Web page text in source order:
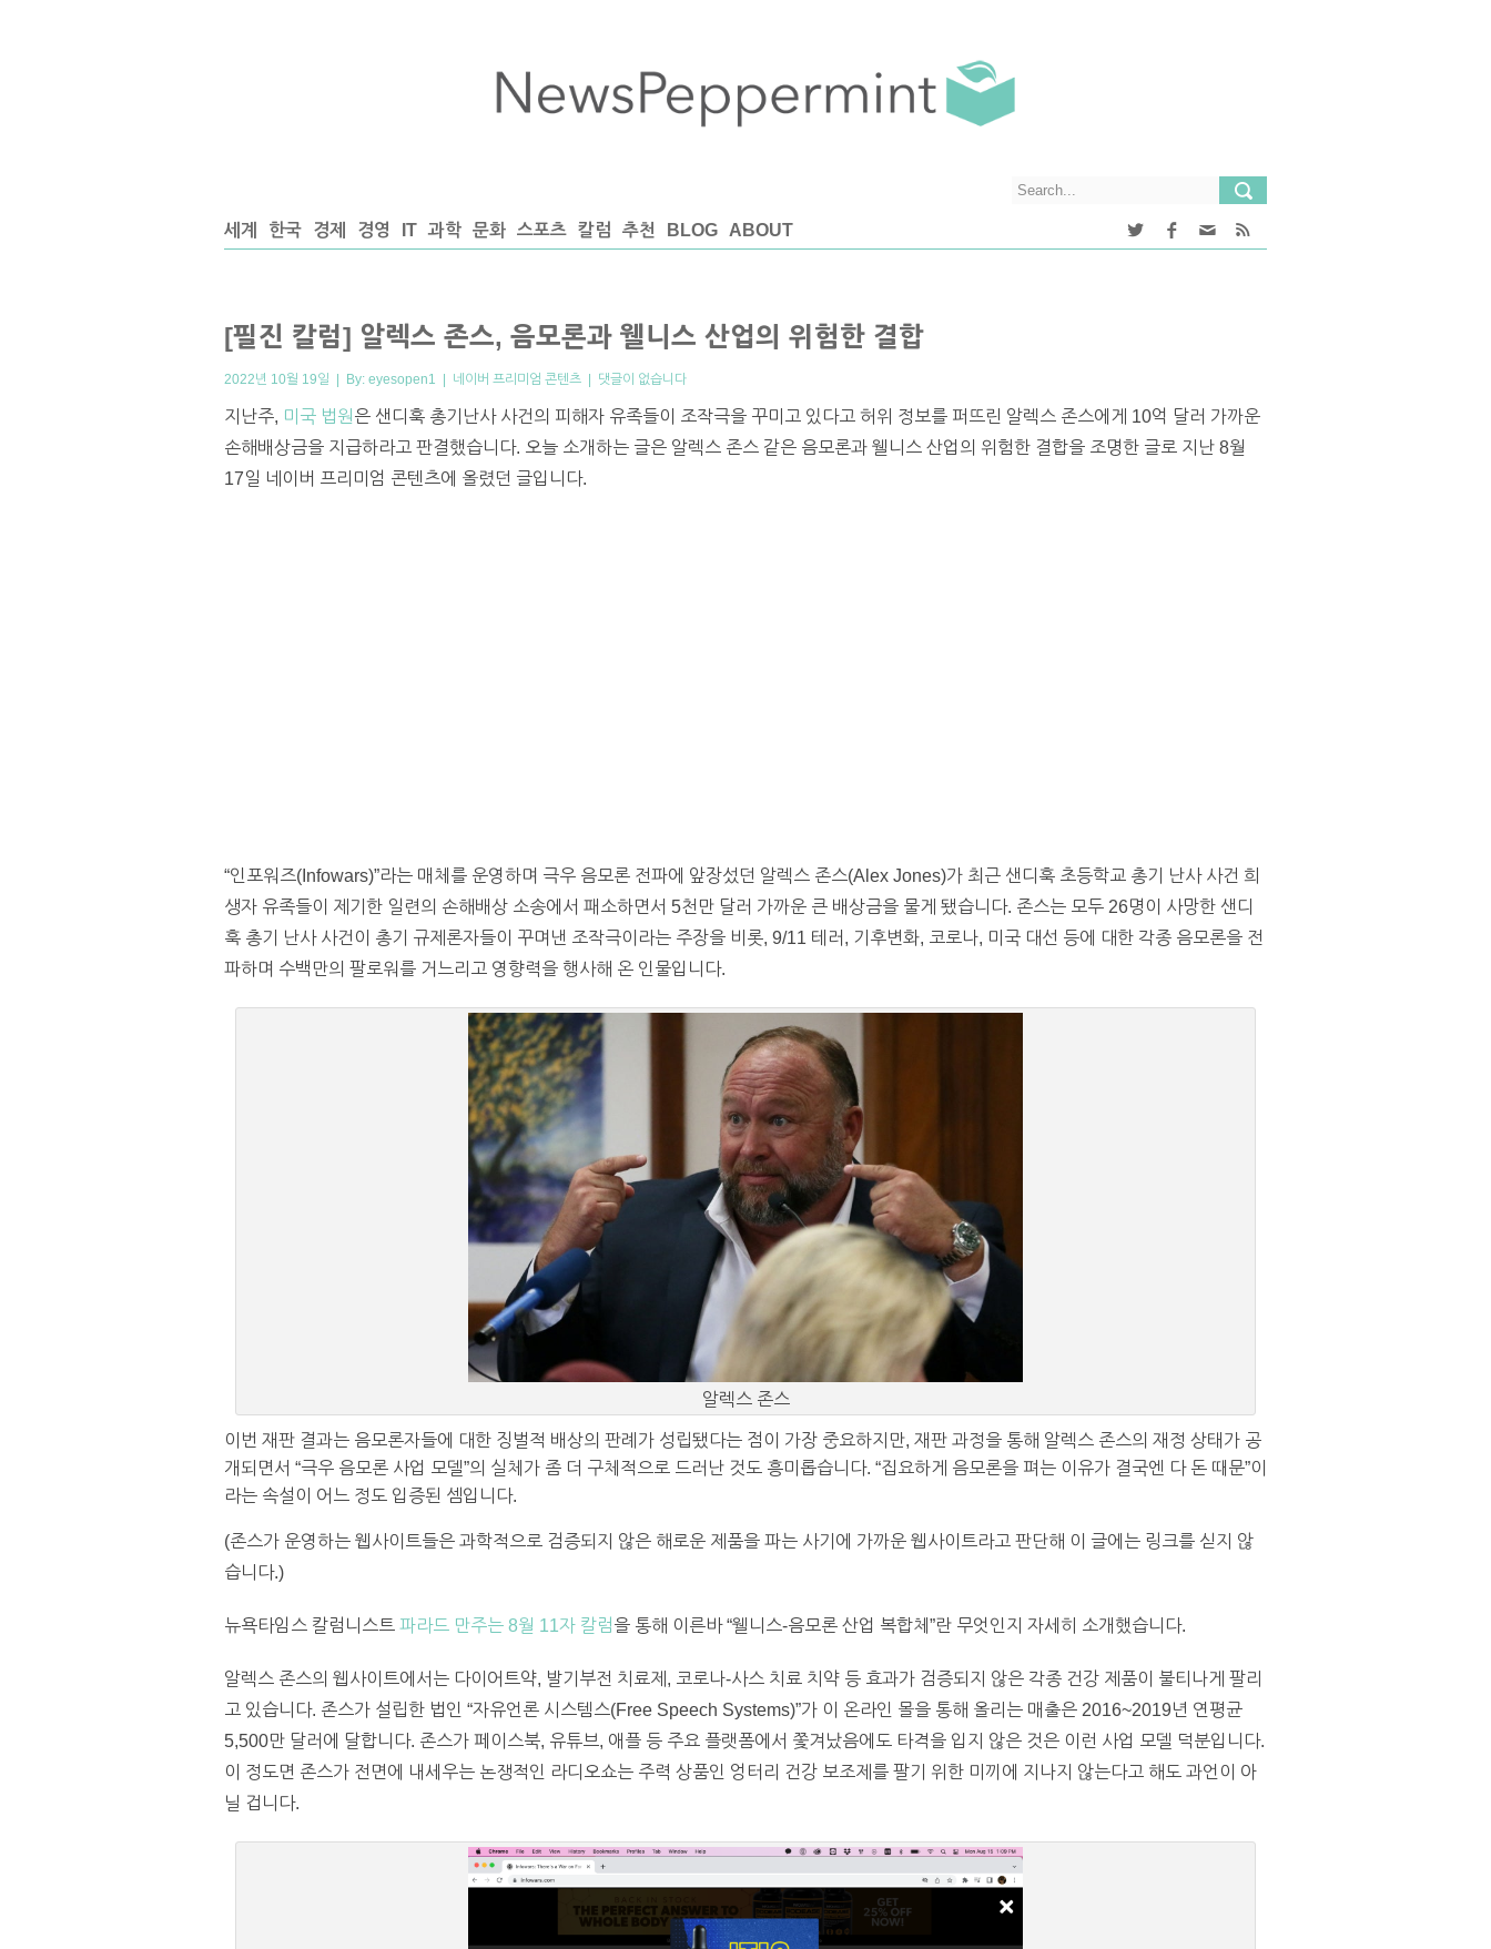
세계 한국 경제 경영 IT 과학 문화 스포츠 칼럼 추천 BLOG ABOUT
[필진 칼럼] 알렉스 존스, 음모론과 웰니스 산업의 위험한 결합
2022년 10월 19일 | By: eyesopen1 | 네이버 프리미엄 콘텐츠 | 댓글이 없습니다
지난주, 미국 법원 은 샌디훅 총기난사 사건의 피해자 유족들이 조작극을 꾸미고 있다고 허위 정보를 퍼뜨린 알렉스 존스에게 10억 달러 가까운
손해배상금을 지급하라고 판결했습니다. 오늘 소개하는 글은 알렉스 존스 같은 음모론과 웰니스 산업의 위험한 결합을 조명한 글로 지난 8월
17일 네이버 프리미엄 콘텐츠에 올렸던 글입니다.
“인포워즈(Infowars)”라는 매체를 운영하며 극우 음모론 전파에 앞장섰던 알렉스 존스(Alex Jones)가 최근 샌디훅 초등학교 총기 난사 사건 희
생자 유족들이 제기한 일련의 손해배상 소송에서 패소하면서 5천만 달러 가까운 큰 배상금을 물게 됐습니다. 존스는 모두 26명이 사망한 샌디
훅 총기 난사 사건이 총기 규제론자들이 꾸며낸 조작극이라는 주장을 비롯, 9/11 테러, 기후변화, 코로나, 미국 대선 등에 대한 각종 음모론을 전
파하며 수백만의 팔로워를 거느리고 영향력을 행사해 온 인물입니다.
알렉스 존스
이번 재판 결과는 음모론자들에 대한 징벌적 배상의 판례가 성립됐다는 점이 가장 중요하지만, 재판 과정을 통해 알렉스 존스의 재정 상태가 공
개되면서 “극우 음모론 사업 모델”의 실체가 좀 더 구체적으로 드러난 것도 흥미롭습니다. “집요하게 음모론을 펴는 이유가 결국엔 다 돈 때문”이
라는 속설이 어느 정도 입증된 셈입니다.
(존스가 운영하는 웹사이트들은 과학적으로 검증되지 않은 해로운 제품을 파는 사기에 가까운 웹사이트라고 판단해 이 글에는 링크를 싣지 않
습니다.)
뉴욕타임스 칼럼니스트 파라드 만주는 8월 11자 칼럼을 통해 이른바 “웰니스-음모론 산업 복합체”란 무엇인지 자세히 소개했습니다.
알렉스 존스의 웹사이트에서는 다이어트약, 발기부전 치료제, 코로나-사스 치료 치약 등 효과가 검증되지 않은 각종 건강 제품이 불티나게 팔리
고 있습니다. 존스가 설립한 법인 “자유언론 시스템스(Free Speech Systems)”가 이 온라인 몰을 통해 올리는 매출은 2016~2019년 연평균
5,500만 달러에 달합니다. 존스가 페이스북, 유튜브, 애플 등 주요 플랫폼에서 쫓겨났음에도 타격을 입지 않은 것은 이런 사업 모델 덕분입니다.
이 정도면 존스가 전면에 내세우는 논쟁적인 라디오쇼는 주력 상품인 엉터리 건강 보조제를 팔기 위한 미끼에 지나지 않는다고 해도 과언이 아
닐 겁니다.